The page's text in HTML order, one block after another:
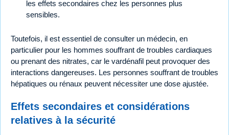
les effets secondaires chez les personnes plus
sensibles.
Toutefois, il est essentiel de consulter un médecin, en
particulier pour les hommes souffrant de troubles cardiaques
ou prenant des nitrates, car le vardénafil peut provoquer des
interactions dangereuses. Les personnes souffrant de troubles
hépatiques ou rénaux peuvent nécessiter une dose ajustée.
Effets secondaires et considérations
relatives à la sécurité